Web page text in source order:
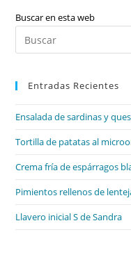
Buscar en esta web
Entradas Recientes
Ensalada de sardinas y
Tortilla de patatas al
Crema fría de espárragos
Pimientos rellenos de
Llavero inicial S de Sandra